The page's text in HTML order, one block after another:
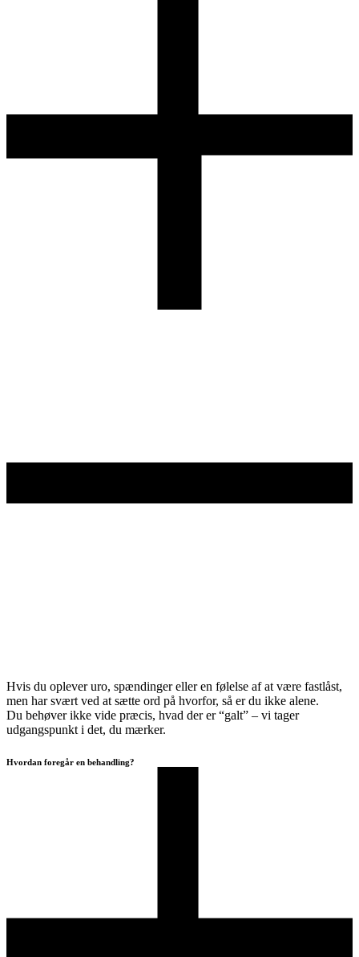
Hvis du oplever uro, spændinger eller en følelse af at være fastlåst,
men har svært ved at sætte ord på hvorfor, så er du ikke alene.
Du behøver ikke vide præcis, hvad der er “galt” – vi tager
udgangspunkt i det, du mærker.
Hvordan foregår en behandling?